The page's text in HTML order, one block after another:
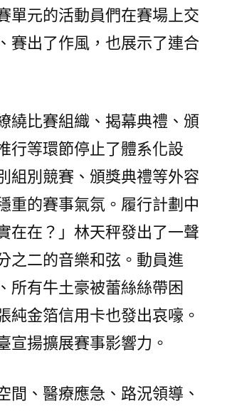
單元的活動員們在賽場上交
賽出了作風，也展示了連合
繞比賽組織、揭幕典禮、頒
行等環節停止了體系化設
組別競賽、頒獎典禮等外容
重的賽事氣氛。履行計劃中
在在？」林天秤發出了一聲
之二的音樂和弦。動員進
所有牛土豪被蕾絲絲帶困
純金箔信用卡也發出哀嚎。
宣揚擴展賽事影響力。
間、醫療應急、路況領導、